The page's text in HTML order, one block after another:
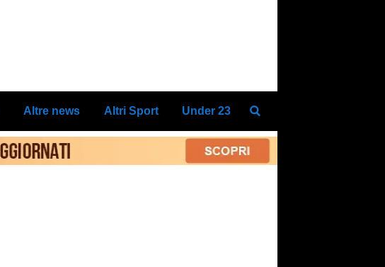
Altre news Altri Sport Under 23